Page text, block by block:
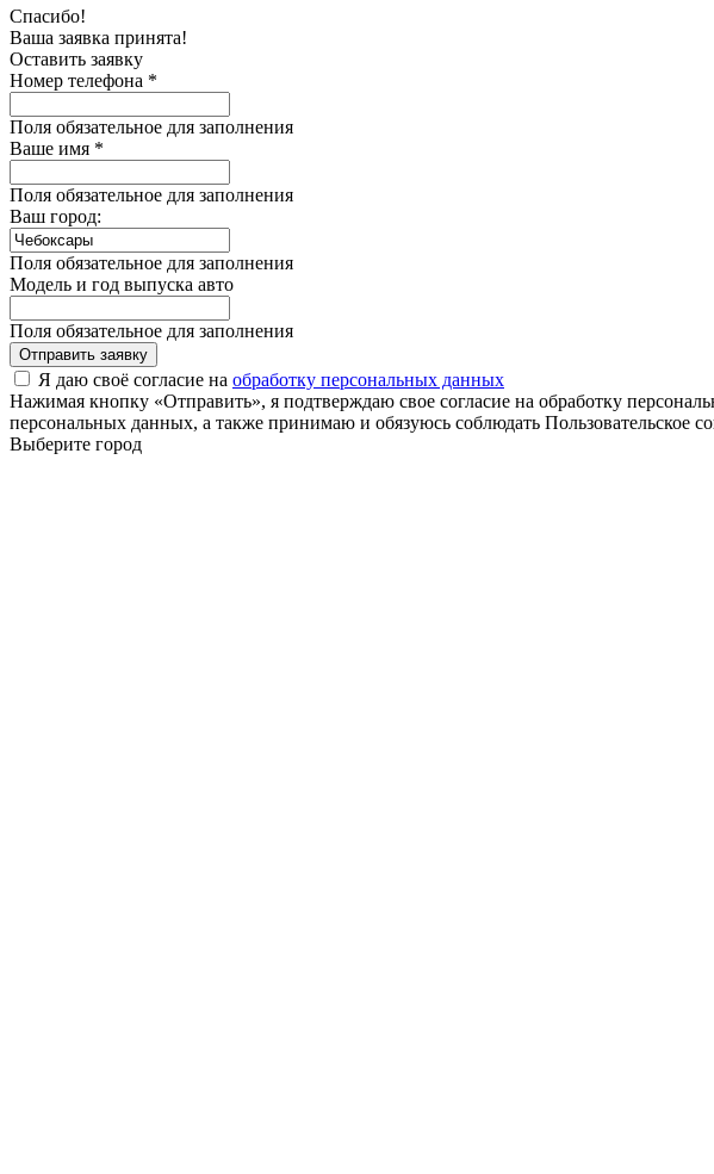
Спасибо!
Ваша заявка принята!
Оставить заявку
Номер телефона *
Поля обязательное для заполнения
Ваше имя *
Поля обязательное для заполнения
Ваш город:
Поля обязательное для заполнения
Модель и год выпуска авто
Поля обязательное для заполнения
Отправить заявку
Я даю своё согласие на обработку персональных данных
Нажимая кнопку «Отправить», я подтверждаю свое согласие на обработку
персональных данных, а также принимаю и обязуюсь соблюдать Пользовательское
Выберите город